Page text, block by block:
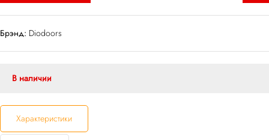
Брэнд: Diodoors
В наличии
Характеристики